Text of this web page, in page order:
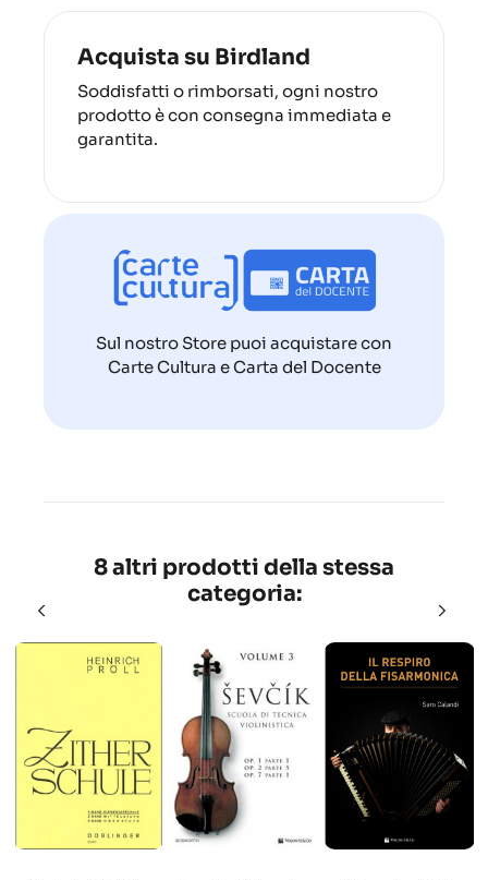
Acquista su Birdland
Soddisfatti o rimborsati, ogni nostro
prodotto è con consegna immediata e
garantita.
Sul nostro Store puoi acquistare con
Carte Cultura e Carta del Docente
8 altri prodotti della stessa
categoria: